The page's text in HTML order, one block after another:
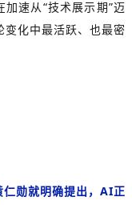
速从“技术展示期”迈
变化中最活跃、也最密
仁勋就明确提出，AI正